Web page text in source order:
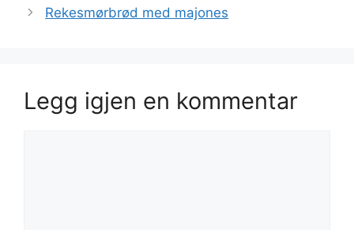
Rekesmørbrød med majones
Legg igjen en kommentar